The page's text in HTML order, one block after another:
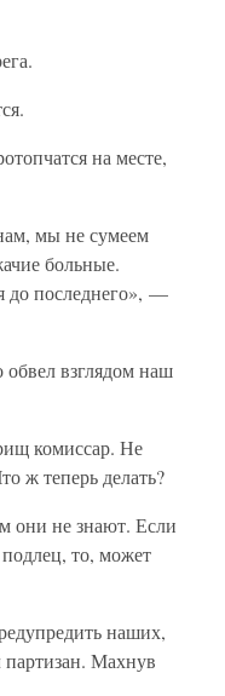
на месте,
мы не сумеем
больные.
до последнего», —
обвел взглядом наш
комиссар. Не
ж теперь делать?
они не знают. Если
то, может
наших,
Махнув